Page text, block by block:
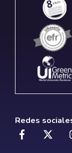
Redes